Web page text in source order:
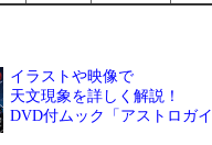
イラストや映像で
天文現象を詳しく解説！
DVD付ムック「アストロガイ